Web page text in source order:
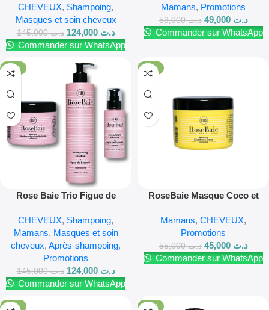
CHEVEUX, Shampoing,
Masques et soin cheveux
د.ت145,000 د.ت 124,000
Commander sur WhatsApp
REGULATION &
HYDRATATION
Mamans, Promotions
د.ت59,000 د.ت 49,000
Commander sur WhatsApp
-14%
Rose Baie Trio Figue de
CHEVEUX, Shampoing,
Mamans, Masques et soin
cheveux, Après-shampoing,
Promotions
د.ت145,000 د.ت 124,000
Commander sur WhatsApp
-18%
RoseBaie Masque Coco et
Mamans, CHEVEUX,
Promotions
د.ت55,000 د.ت 45,000
Commander sur WhatsApp
-18% -14%